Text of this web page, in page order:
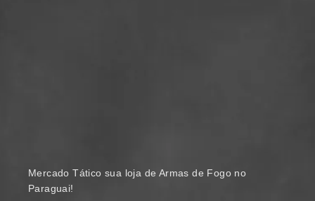
Mercado Tático sua loja de Armas de Fogo no
Paraguai!